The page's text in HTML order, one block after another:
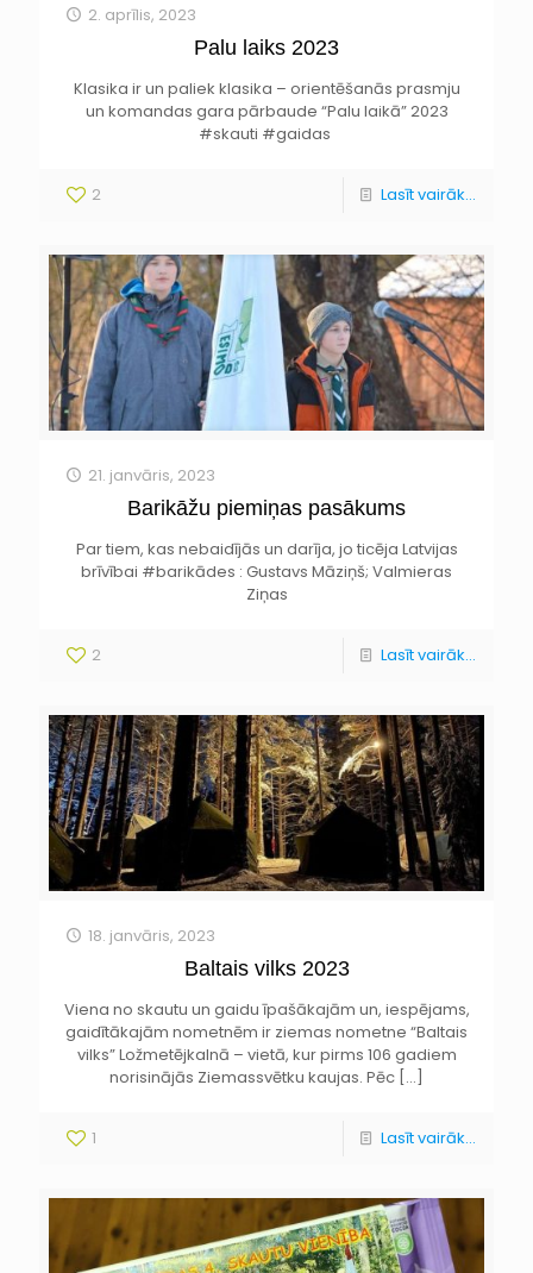
2. aprīlis, 2023
Palu laiks 2023
Klasika ir un paliek klasika – orientēšanās prasmju
un komandas gara pārbaude “Palu laikā” 2023
#skauti #gaidas
2 Lasīt vairāk...
21. janvāris, 2023
Barikāžu piemiņas pasākums
Par tiem, kas nebaidījās un darīja, jo ticēja Latvijas
brīvībai #barikādes : Gustavs Māziņš; Valmieras
Ziņas
2 Lasīt vairāk...
18. janvāris, 2023
Baltais vilks 2023
Viena no skautu un gaidu īpašākajām un, iespējams,
gaidītākajām nometnēm ir ziemas nometne “Baltais
vilks” Ložmetējkalnā – vietā, kur pirms 106 gadiem
norisinājās Ziemassvētku kaujas. Pēc […]
1 Lasīt vairāk...